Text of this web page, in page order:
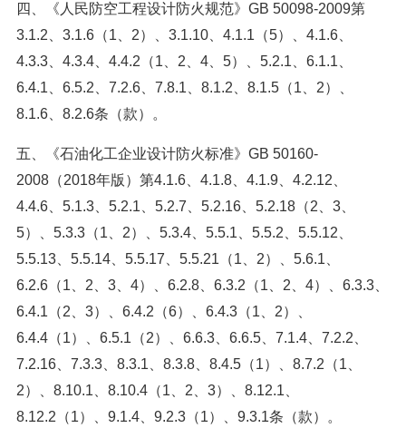
四、《人民防空工程设计防火规范》GB 50098-2009第
3.1.2、3.1.6（1、2）、3.1.10、4.1.1（5）、4.1.6、
4.3.3、4.3.4、4.4.2（1、2、4、5）、5.2.1、6.1.1、
6.4.1、6.5.2、7.2.6、7.8.1、8.1.2、8.1.5（1、2）、
8.1.6、8.2.6条（款）。
五、《石油化工企业设计防火标准》GB 50160-
2008（2018年版）第4.1.6、4.1.8、4.1.9、4.2.12、
4.4.6、5.1.3、5.2.1、5.2.7、5.2.16、5.2.18（2、3、
5）、5.3.3（1、2）、5.3.4、5.5.1、5.5.2、5.5.12、
5.5.13、5.5.14、5.5.17、5.5.21（1、2）、5.6.1、
6.2.6（1、2、3、4）、6.2.8、6.3.2（1、2、4）、6.3.3、
6.4.1（2、3）、6.4.2（6）、6.4.3（1、2）、
6.4.4（1）、6.5.1（2）、6.6.3、6.6.5、7.1.4、7.2.2、
7.2.16、7.3.3、8.3.1、8.3.8、8.4.5（1）、8.7.2（1、
2）、8.10.1、8.10.4（1、2、3）、8.12.1、
8.12.2（1）、9.1.4、9.2.3（1）、9.3.1条（款）。